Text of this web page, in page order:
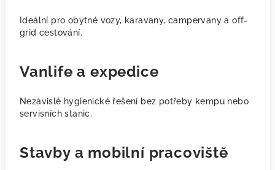
Ideální pro obytné vozy, karavany, campervany a off-
grid cestování.
Vanlife a expedice
Nezávislé hygienické řešení bez potřeby kempu nebo
servisních stanic.
Stavby a mobilní pracoviště